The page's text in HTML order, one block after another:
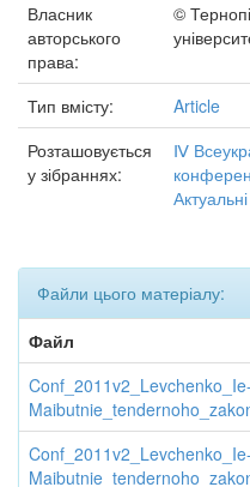
Власник
авторського
права:
©
Тип вмісту:
Article
Розташовується
у зібраннях:
Ⅳ
Файли цього матеріалу:
Файл
Conf_2011v2_Levchenko_Ie-
Conf_2011v2_Levchenko_Ie-